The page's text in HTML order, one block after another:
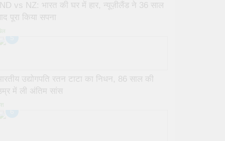
vs NZ: भारत की घर में हार, न्यूज़ीलैंड ने 36 साल
पूरा किया सपना
उद्योगपति रतन टाटा का निधन, 86 साल की
में ली अंतिम सांस